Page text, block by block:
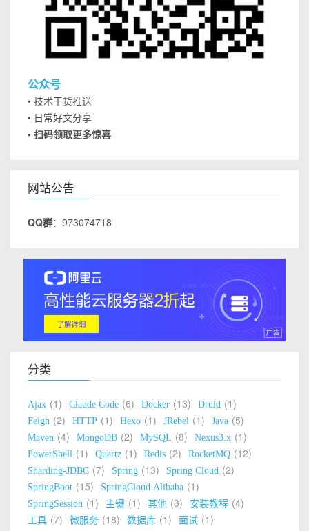
公众号
• 技术干货推送
• 日常好文分享
• 扫码领取更多惊喜
网站公告
QQ群：973074718
分类
Ajax 1 Claude Code 6 Docker 13 Druid 1
Feign 2 HTTP 1 Hexo 1 JRebel 1 Java 5
Maven 4 MongoDB 2 MySQL 8 Nexus3.x 1
PowerShell 1 Quartz 1 Redis 2 RocketMQ 12
Sharding-JDBC 7 Spring 13 Spring Cloud 2
SpringBoot 15 SpringCloud Alibaba 1
SpringSession 1 主键 1 其他 3 安装教程 4
工具 7 微服务 18 数据库 1 面试 1